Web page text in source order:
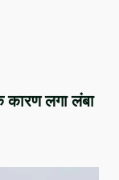
लगा लंबा